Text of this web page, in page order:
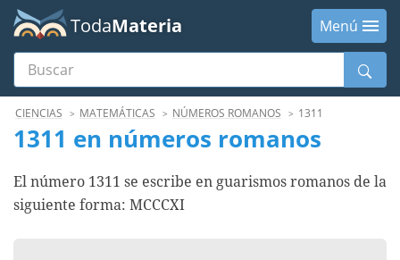
TodaMateria
Menú
Buscar
MenúCIENCIAS MATEMÁTICAS NÚMEROS ROMANOS 1311
1311 en números romanos
El número 1311 se escribe en guarismos romanos de la
siguiente forma: MCCCXI